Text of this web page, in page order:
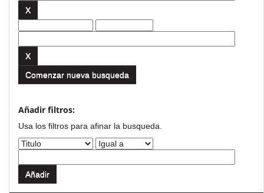
Comenzar nueva busqueda
Añadir filtros:
Usa los filtros para afinar la busqueda.